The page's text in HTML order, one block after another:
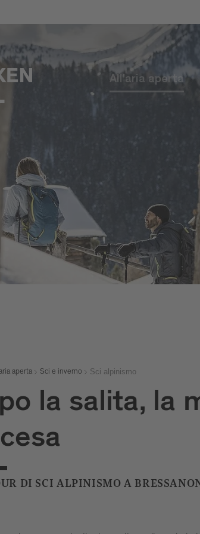
All'aria aperta
aperta Sci e inverno Sci alpinismo
la salita, la
DI SCI ALPINISMO A